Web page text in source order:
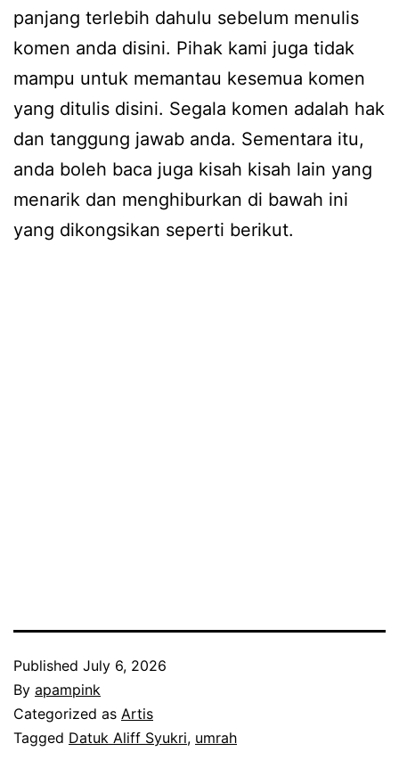
panjang terlebih dahulu sebelum menulis
komen anda disini. Pihak kami juga tidak
mampu untuk memantau kesemua komen
yang ditulis disini. Segala komen adalah hak
dan tanggung jawab anda. Sementara itu,
anda boleh baca juga kisah kisah lain yang
menarik dan menghiburkan di bawah ini
yang dikongsikan seperti berikut.
Published July 6, 2026
By apampink
Categorized as Artis
Tagged Datuk Aliff Syukri, umrah